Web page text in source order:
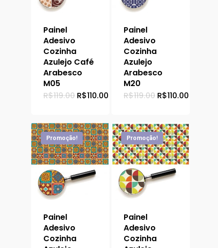
Painel
Adesivo
Cozinha
Azulejo Café
Arabesco
M05
R$119.00 O
R$119.00.
R$110.00
R$110.00.
Painel
Adesivo
Cozinha
Azulejo
Arabesco
M20
R$119.00 O
R$119.00.
R$110.00
Promoção!
Painel
Adesivo
Cozinha
Promoção!
Painel
Adesivo
Cozinha